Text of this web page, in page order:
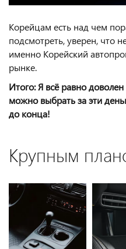
Корейцам есть над чем
подсмотреть, уверен, что
именно Корейский
рынке.
Итого: Я всё равно
можно выбрать за эти
до конца!
Крупным